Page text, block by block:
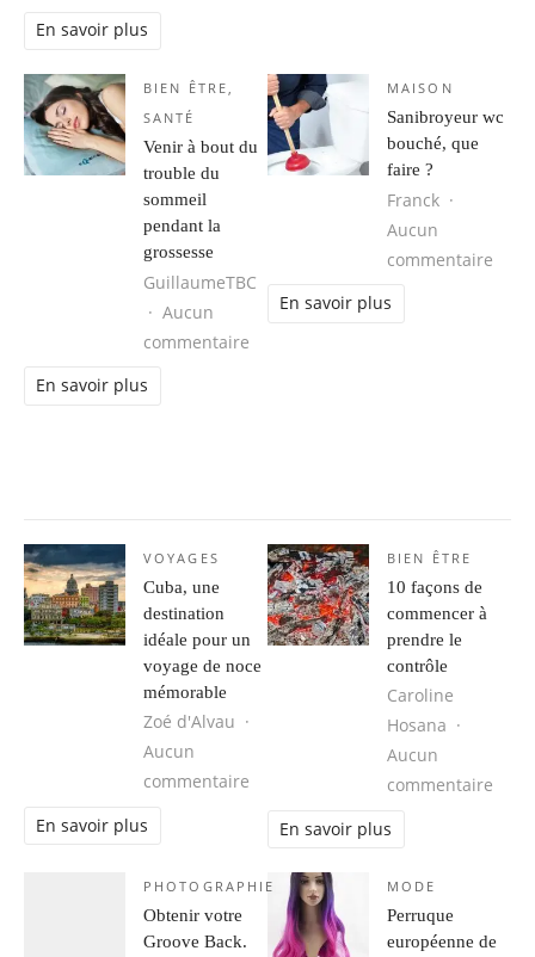
En savoir plus
BIEN ÊTRE,
SANTÉ
Venir à bout du
trouble du
sommeil
pendant la
grossesse
GuillaumeTBC
Aucun
commentaire
En savoir plus
MAISON
Sanibroyeur wc
bouché, que
faire ?
Franck
Aucun
commentaire
En savoir plus
VOYAGES
Cuba, une
destination
idéale pour un
voyage de noce
mémorable
Zoé d'Alvau
Aucun
commentaire sur Cuba, une destination idéale
En savoir plus
BIEN ÊTRE
10 façons de
commencer à
prendre le
contrôle
Caroline
Hosana
Aucun
commentaire
En savoir plus
PHOTOGRAPHIE
Obtenir votre
Groove Back.
MODE
Perruque
européenne de